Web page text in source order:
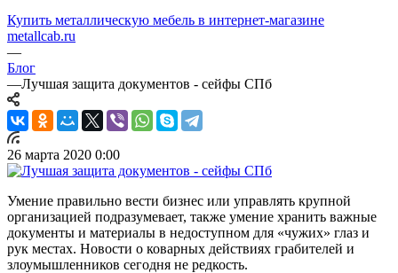
Купить металлическую мебель в интернет-магазине
metallcab.ru
—
Блог
—Лучшая защита документов - сейфы СПб
26 марта 2020 0:00
Умение правильно вести бизнес или управлять крупной
организацией подразумевает, также умение хранить важные
документы и материалы в недоступном для «чужих» глаз и
рук местах. Новости о коварных действиях грабителей и
злоумышленников сегодня не редкость.